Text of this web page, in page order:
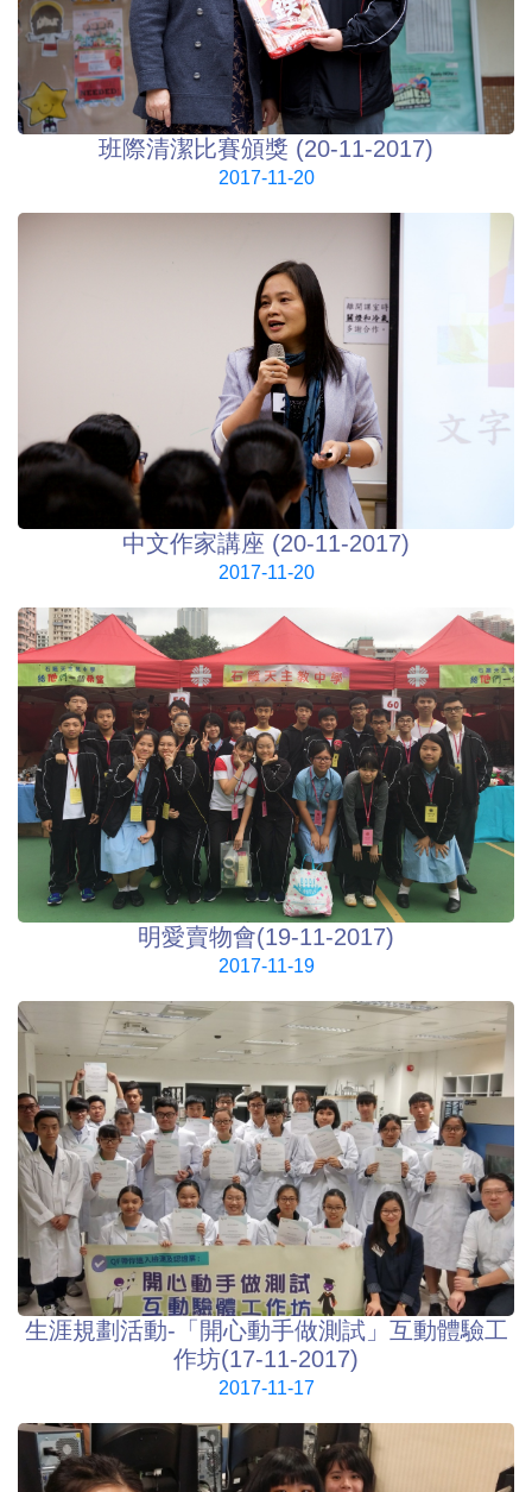
班際清潔比賽頒獎 (20-11-2017)
2017-11-20
中文作家講座 (20-11-2017)
2017-11-20
明愛賣物會(19-11-2017)
2017-11-19
生涯規劃活動-「開心動手做測試」互動體驗工
作坊(17-11-2017)
2017-11-17